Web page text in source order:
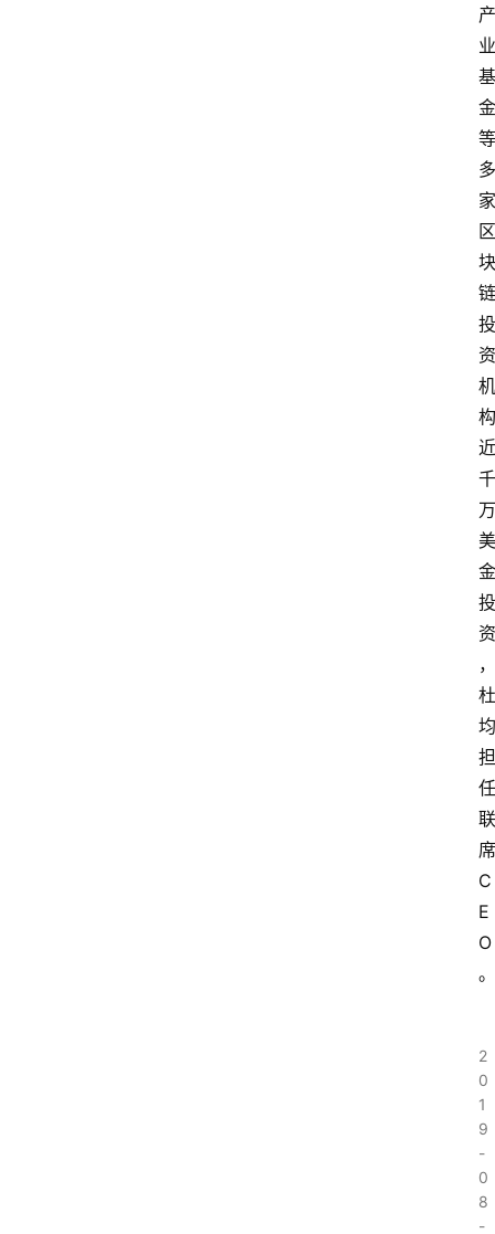
产
业
基
金
等
多
家
区
块
链
投
资
机
构
近
千
万
美
金
投
资
，
杜
均
担
任
联
席
C
E
O
。
2
0
1
9
-
0
8
-